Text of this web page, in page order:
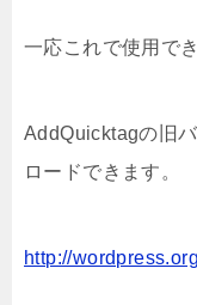
一応これで使用でき
AddQuicktagの旧
ロードできます。
http://